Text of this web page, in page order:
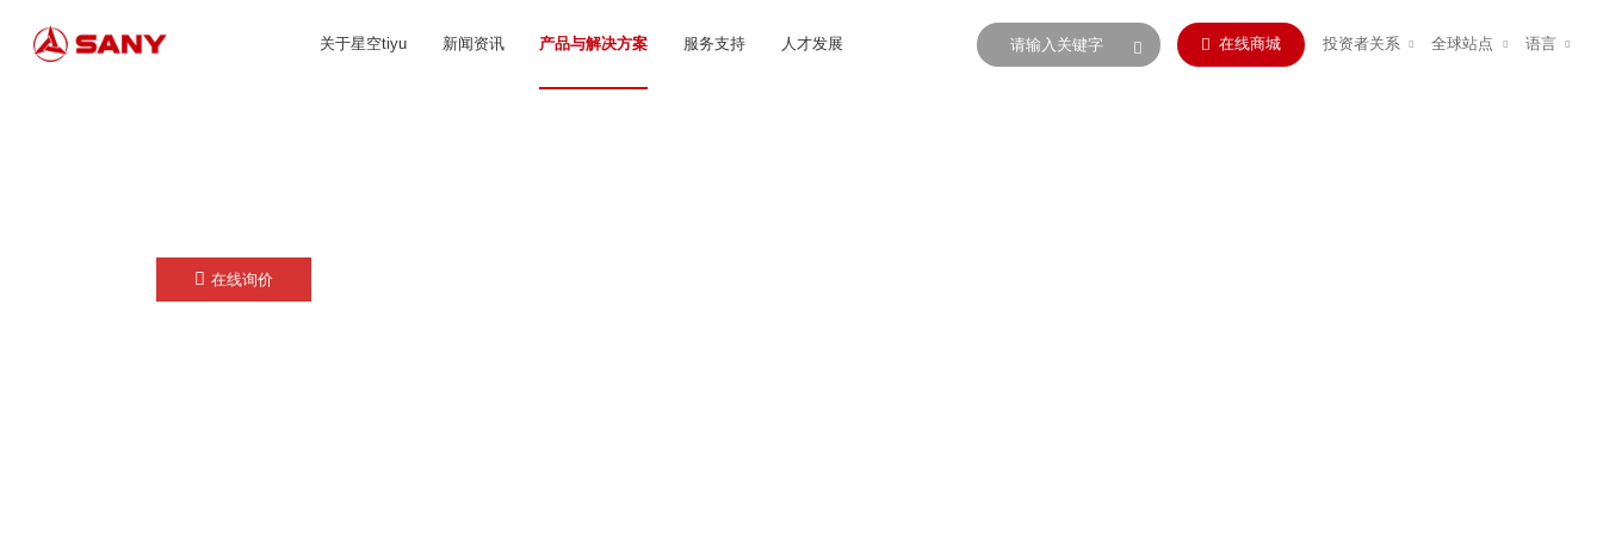
关于星空tiyu 新闻资讯 产品与解决方案 服务支持 人才发展 在线商城 投资者关系 全球站点 语言
在线询价